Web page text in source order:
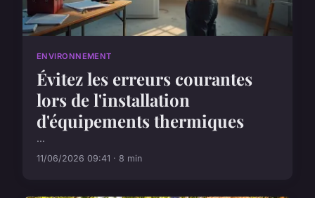
ENVIRONNEMENT
Évitez les erreurs courantes
lors de l'installation
d'équipements thermiques
...
11/06/2026 09:41 · 8 min